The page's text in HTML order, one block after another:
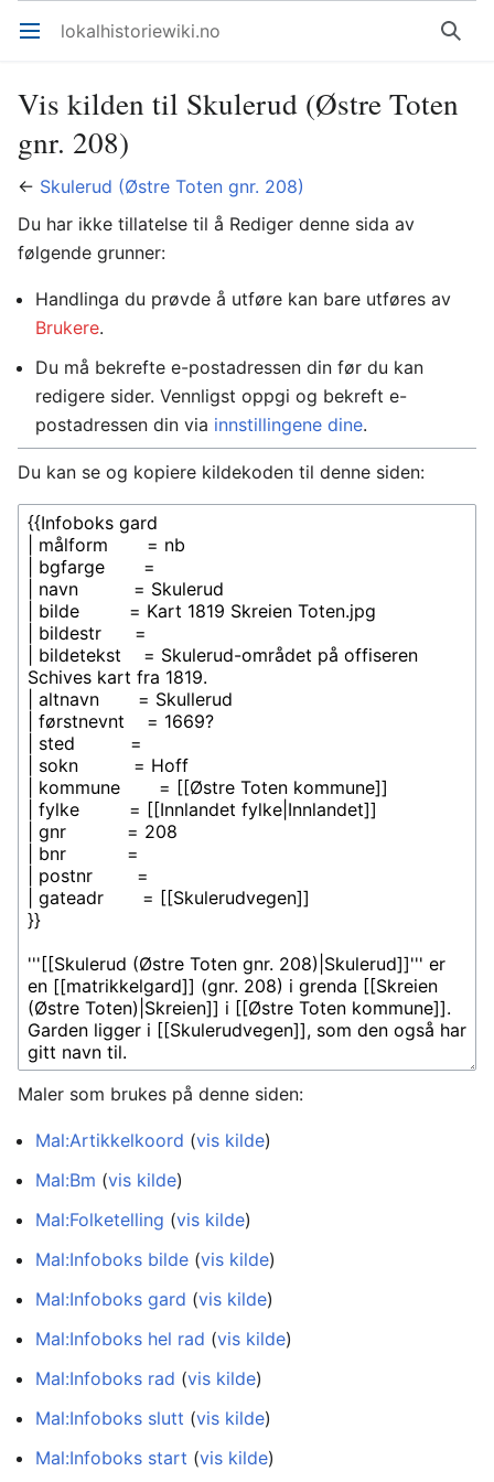
Åpne hovedmenyen lokalhistoriewiki.no Søk
Vis kilden til Skulerud (Østre Toten
gnr. 208)
← Skulerud (Østre Toten gnr. 208)
Du har ikke tillatelse til å Rediger denne sida av
følgende grunner:
Handlinga du prøvde å utføre kan bare utføres av
Brukere.
Du må bekrefte e-postadressen din før du kan
redigere sider. Vennligst oppgi og bekreft e-
postadressen din via innstillingene dine.
Du kan se og kopiere kildekoden til denne siden:
Maler som brukes på denne siden:
Mal:Artikkelkoord (vis kilde)
Mal:Bm (vis kilde)
Mal:Folketelling (vis kilde)
Mal:Infoboks bilde (vis kilde)
Mal:Infoboks gard (vis kilde)
Mal:Infoboks hel rad (vis kilde)
Mal:Infoboks rad (vis kilde)
Mal:Infoboks slutt (vis kilde)
Mal:Infoboks start (vis kilde)